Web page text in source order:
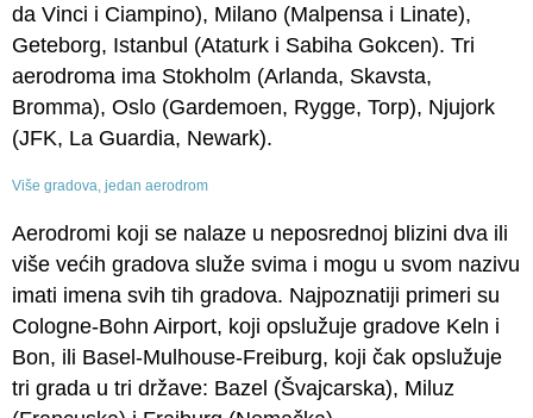
da Vinci i Ciampino), Milano (Malpensa i Linate),
Geteborg, Istanbul (Ataturk i Sabiha Gokcen). Tri
aerodroma ima Stokholm (Arlanda, Skavsta,
Bromma), Oslo (Gardemoen, Rygge, Torp), Njujork
(JFK, La Guardia, Newark).
Više gradova, jedan aerodrom
Aerodromi koji se nalaze u neposrednoj blizini dva ili
više većih gradova služe svima i mogu u svom nazivu
imati imena svih tih gradova. Najpoznatiji primeri su
Cologne-Bohn Airport, koji opslužuje gradove Keln i
Bon, ili Basel-Mulhouse-Freiburg, koji čak opslužuje
tri grada u tri države: Bazel (Švajcarska), Miluz